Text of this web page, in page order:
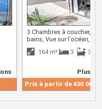
3 Chambres à coucher, 3
bains, Vue sur l'océan, à
164 m²
3 3
Plus
Prix à partir de 430.000 €